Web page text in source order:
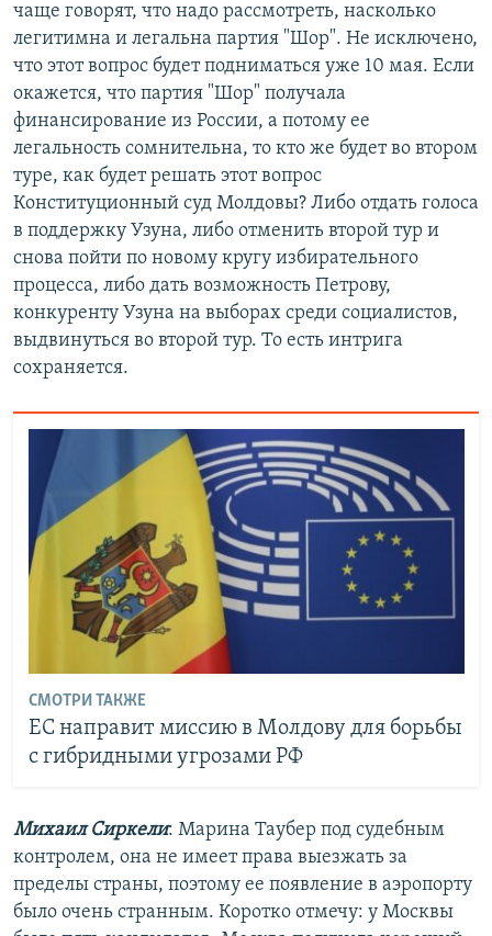
чаще говорят, что надо рассмотреть, насколько
легитимна и легальна партия "Шор". Не исключено,
что этот вопрос будет подниматься уже 10 мая. Если
окажется, что партия "Шор" получала
финансирование из России, а потому ее
легальность сомнительна, то кто же будет во втором
туре, как будет решать этот вопрос
Конституционный суд Молдовы? Либо отдать голоса
в поддержку Узуна, либо отменить второй тур и
снова пойти по новому кругу избирательного
процесса, либо дать возможность Петрову,
конкуренту Узуна на выборах среди социалистов,
выдвинуться во второй тур. То есть интрига
сохраняется.
СМОТРИ ТАКЖЕ
ЕС направит миссию в Молдову для борьбы
с гибридными угрозами РФ
Михаил Сиркели: Марина Таубер под судебным
контролем, она не имеет права выезжать за
пределы страны, поэтому ее появление в аэропорту
было очень странным. Коротко отмечу: у Москвы